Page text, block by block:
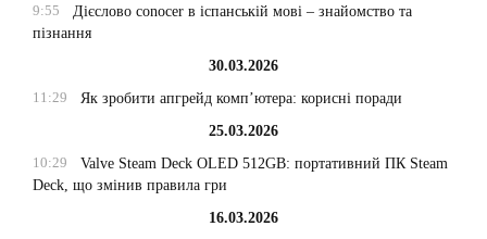
9:55
Дієслово conocer в іспанській мові – знайомство та
пізнання
30.03.2026
11:29
Як зробити апгрейд комп’ютера: корисні поради
25.03.2026
10:29
Valve Steam Deck OLED 512GB: портативний ПК Steam
Deck, що змінив правила гри
16.03.2026